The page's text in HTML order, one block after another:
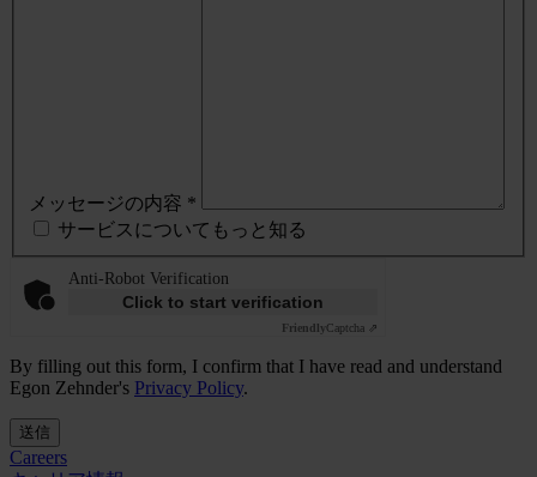
メッセージの内容 *
サービスについてもっと知る
Anti-Robot Verification
Click to start verification
FriendlyCaptcha ⇗
By filling out this form, I confirm that I have read and understand
Egon Zehnder's Privacy Policy.
送信
Careers